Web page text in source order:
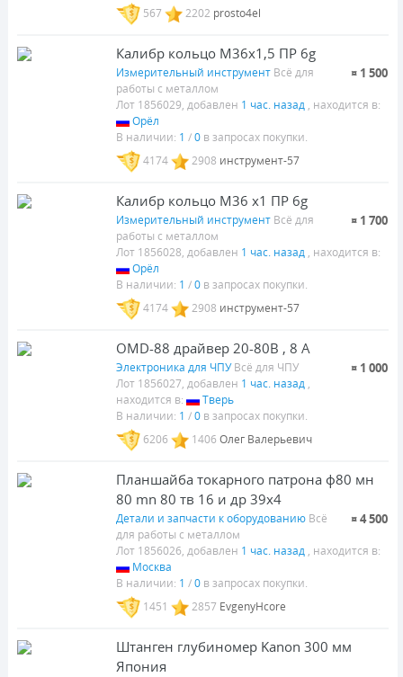
567
2202 prosto4el
Калибр кольцо М36х1,5 ПР 6g
¤ 1 500
Измерительный инструментВсё для
работы с металлом
Лот 1856029, добавлен 1 час. назад , находится в:
Орёл
В наличии: 1 /0в запросах покупки.
4174
2908 инструмент-57
Калибр кольцо М36 х1 ПР 6g
¤ 1 700
Измерительный инструментВсё для
работы с металлом
Лот 1856028, добавлен 1 час. назад , находится в:
Орёл
В наличии: 1 /0в запросах покупки.
4174
2908 инструмент-57
OMD-88 драйвер 20-80В , 8 А
¤ 1 000
Электроника для ЧПУВсё для ЧПУ
Лот 1856027, добавлен 1 час. назад ,
находится в:
Тверь
В наличии: 1 /0в запросах покупки.
6206
1406 Олег Валерьевич
Планшайба токарного патрона ф80 мн
80 mn 80 тв 16 и др 39х4
¤ 4 500
Детали и запчасти к оборудованиюВсё
для работы с металлом
Лот 1856026, добавлен 1 час. назад , находится в:
Москва
В наличии: 1 /0в запросах покупки.
1451
2857 EvgenyHcore
Штанген глубиномер Kanon 300 мм
Япония